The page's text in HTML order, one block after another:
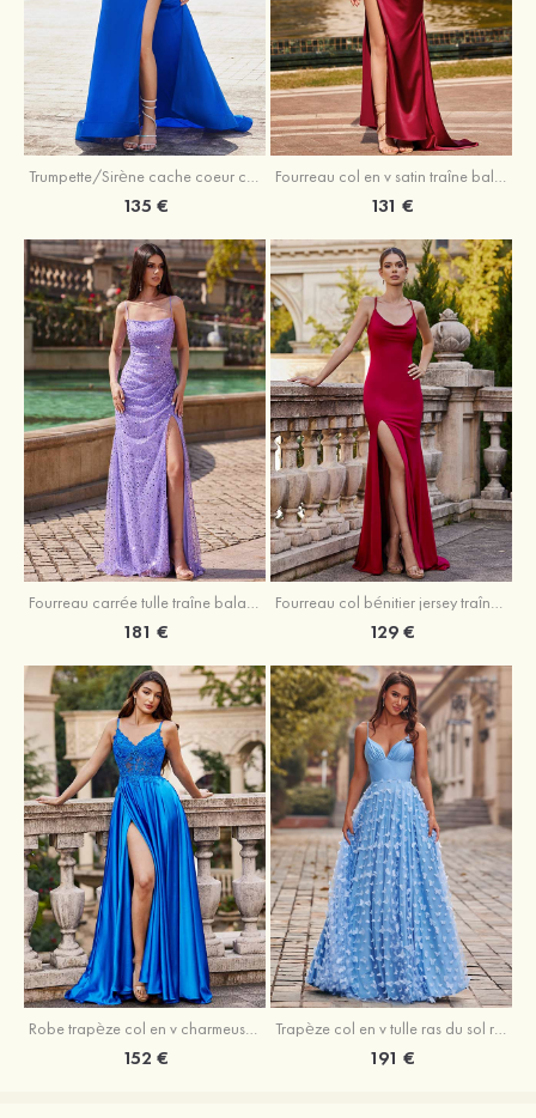
Trumpette/Sirène cache coeur charmeuse traîne balayage robe de bal
135 €
Fourreau col en v satin traîne balayage robe de bal
131 €
Fourreau carrée tulle traîne balayage robe de bal
181 €
Fourreau col bénitier jersey traîne balayage robe de bal
129 €
Robe trapèze col en v charmeuse traîne balayage robe de bal
152 €
Trapèze col en v tulle ras du sol robe de bal avec papillon
191 €